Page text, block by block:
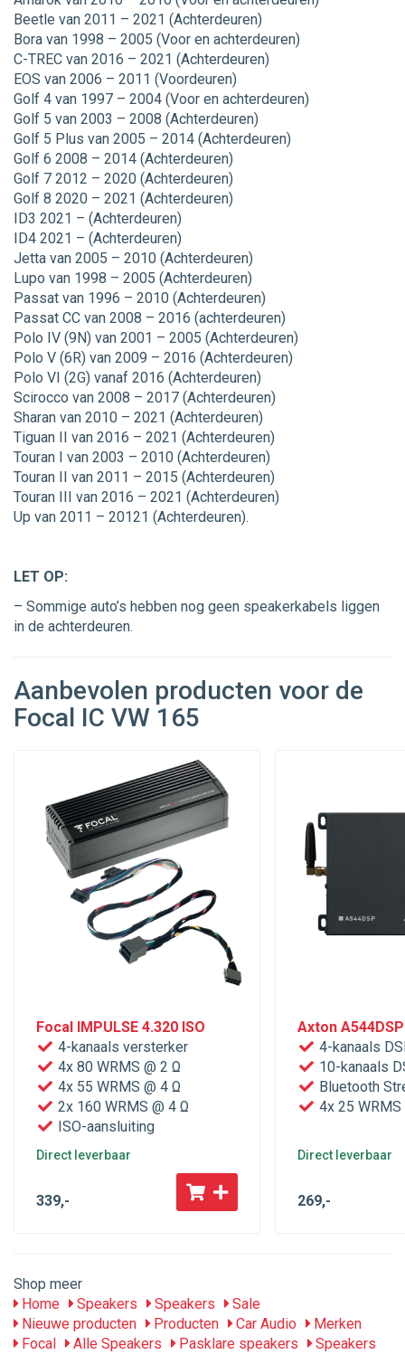
Beetle van 2011 – 2021 (Achterdeuren)
Bora van 1998 – 2005 (Voor en achterdeuren)
C-TREC van 2016 – 2021 (Achterdeuren)
EOS van 2006 – 2011 (Voordeuren)
Golf 4 van 1997 – 2004 (Voor en achterdeuren)
Golf 5 van 2003 – 2008 (Achterdeuren)
Golf 5 Plus van 2005 – 2014 (Achterdeuren)
Golf 6 2008 – 2014 (Achterdeuren)
Golf 7 2012 – 2020 (Achterdeuren)
Golf 8 2020 – 2021 (Achterdeuren)
ID3 2021 – (Achterdeuren)
ID4 2021 – (Achterdeuren)
Jetta van 2005 – 2010 (Achterdeuren)
Lupo van 1998 – 2005 (Achterdeuren)
Passat van 1996 – 2010 (Achterdeuren)
Passat CC van 2008 – 2016 (achterdeuren)
Polo IV (9N) van 2001 – 2005 (Achterdeuren)
Polo V (6R) van 2009 – 2016 (Achterdeuren)
Polo VI (2G) vanaf 2016 (Achterdeuren)
Scirocco van 2008 – 2017 (Achterdeuren)
Sharan van 2010 – 2021 (Achterdeuren)
Tiguan II van 2016 – 2021 (Achterdeuren)
Touran I van 2003 – 2010 (Achterdeuren)
Touran II van 2011 – 2015 (Achterdeuren)
Touran III van 2016 – 2021 (Achterdeuren)
Up van 2011 – 20121 (Achterdeuren).
LET OP:
– Sommige auto’s hebben nog geen speakerkabels liggen
in de achterdeuren.
Aanbevolen producten voor de
Focal IC VW 165
Focal IMPULSE 4.320 ISO
4-kanaals versterker
4x 80 WRMS @ 2 Ω
4x 55 WRMS @ 4 Ω
2x 160 WRMS @ 4 Ω
ISO-aansluiting
Direct leverbaar
339,-
Axton
4-kanaals
10-kanaals
Bluetooth
4x 25 WRMS
Direct leverbaar
269,-
Shop meer
Home
Speakers Speakers
Sale
Nieuwe producten
Producten Car Audio
Merken
Focal
Alle Speakers Pasklare speakers
Speakers